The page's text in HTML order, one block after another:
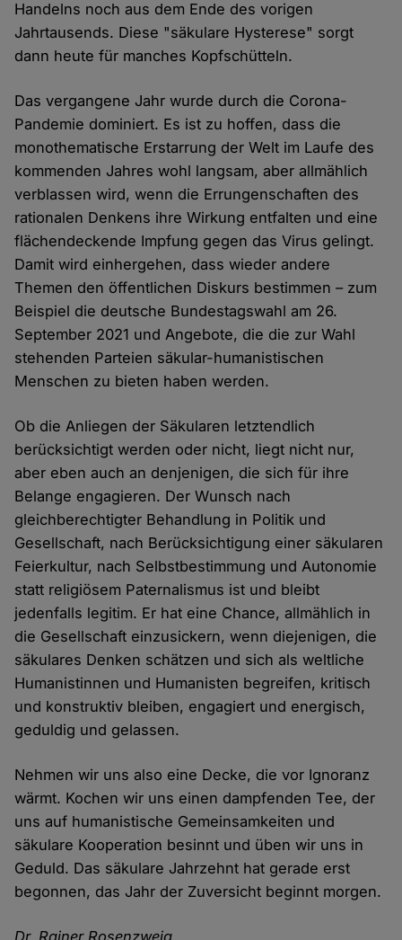
Handelns noch aus dem Ende des vorigen
Jahrtausends. Diese "säkulare Hysterese" sorgt
dann heute für manches Kopfschütteln.
Das vergangene Jahr wurde durch die Corona-
Pandemie dominiert. Es ist zu hoffen, dass die
monothematische Erstarrung der Welt im Laufe des
kommenden Jahres wohl langsam, aber allmählich
verblassen wird, wenn die Errungenschaften des
rationalen Denkens ihre Wirkung entfalten und eine
flächendeckende Impfung gegen das Virus gelingt.
Damit wird einhergehen, dass wieder andere
Themen den öffentlichen Diskurs bestimmen – zum
Beispiel die deutsche Bundestagswahl am 26.
September 2021 und Angebote, die die zur Wahl
stehenden Parteien säkular-humanistischen
Menschen zu bieten haben werden.
Ob die Anliegen der Säkularen letztendlich
berücksichtigt werden oder nicht, liegt nicht nur,
aber eben auch an denjenigen, die sich für ihre
Belange engagieren. Der Wunsch nach
gleichberechtigter Behandlung in Politik und
Gesellschaft, nach Berücksichtigung einer säkularen
Feierkultur, nach Selbstbestimmung und Autonomie
statt religiösem Paternalismus ist und bleibt
jedenfalls legitim. Er hat eine Chance, allmählich in
die Gesellschaft einzusickern, wenn diejenigen, die
säkulares Denken schätzen und sich als weltliche
Humanistinnen und Humanisten begreifen, kritisch
und konstruktiv bleiben, engagiert und energisch,
geduldig und gelassen.
Nehmen wir uns also eine Decke, die vor Ignoranz
wärmt. Kochen wir uns einen dampfenden Tee, der
uns auf humanistische Gemeinsamkeiten und
säkulare Kooperation besinnt und üben wir uns in
Geduld. Das säkulare Jahrzehnt hat gerade erst
begonnen, das Jahr der Zuversicht beginnt morgen.